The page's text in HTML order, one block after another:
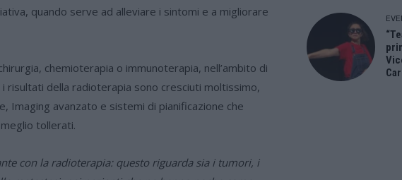
quando serve ad alleviare i sintomi e a migliorare
chemioterapia o immunoterapia, nell’ambito di
risultati della radioterapia sono cresciuti moltissimo,
Imaging avanzato e sistemi di pianificazione che
tollerati.
con la radioterapia: questo riguarda sia i tumori, i